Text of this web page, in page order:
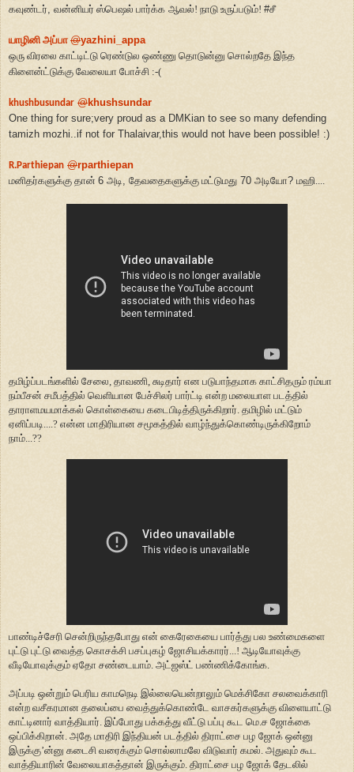
கவுண்டர் வன்னியர் ஸ்பெஷல் பார்க்க ஆவல்! நாடு உருப்படும்! #சீ
யாழினி அப்பா @yazhini_appa
ஒரு விரலை காட்டிட்டு ரெண்டுல ஒண்ணு தொடுன்னு சொல்றதே இந்த
கிளைன்ட்டுக்கு வேலையா போச்சி :-(
khushbusundar @khushsundar
One thing for sure;very proud as a DMKian to see so many defending
tamizh mozhi..if not for Thalaivar,this would not have been possible! :)
R.Parthiepan @rparthiepan
மனிதர்களுக்கு தான் 6 அடி தேவதைகளுக்கு மட்டுமது 70 அடியோ? மஹி....
தமிழ்ப்படங்களில் சேலை, தாவணி, சுடிதார் என படுபாந்தமாக காட்சிதரும் ரம்யா
நம்பீசன் சமீபத்தில் வெளியான பேச்சிலர் பார்ட்டி என்ற மலையாள படத்தில்
தாராளமயமாக்கல் கொள்கையை கடைபிடித்திருக்கிறார். தமிழில் மட்டும்
ஏனிப்படி....? என்ன மாதிரியான சமூகத்தில் வாழ்ந்துக்கொண்டிருக்கிறோம்
நாம்...??
பாண்டிச்சேரி சென்றிருந்தபோது என் கைரேகையை பார்த்து பல உண்மைகளை
புட்டு புட்டு வைத்த கொசக்சி பசப்புகழ் ஜோசியக்காரர்...! ஆடியோவுக்கு
வீடியோவுக்கும் ஏதோ சண்டையாம். அட்ஜஸ்ட் பண்ணிக்கோங்க.
அப்படி ஒன்றும் பெரிய காமநெடி இல்லையென்றாலும் மெக்சிகோ சலவைக்காரி
என்ற வசீகரமான தலைப்பை வைத்துக்கொண்டே வாசகர்களுக்கு விளையாட்டு
காட்டினார் வாத்தியார். இப்போது பக்கத்து வீட்டு பப்பு கூட மெ.ச ஜோக்கை
ஒப்பிக்கிறான். அதே மாதிரி இந்தியன் படத்தில் திராட்சை பழ ஜோக் ஒன்னு
இருக்கு’ன்னு கடைசி வரைக்கும் சொல்லாமலே விடுவார் கமல். அதுவும் கூட
வாத்தியாரின் வேலையாகத்தான் இருக்கும். திராட்சை பழ ஜோக் தேடலில்